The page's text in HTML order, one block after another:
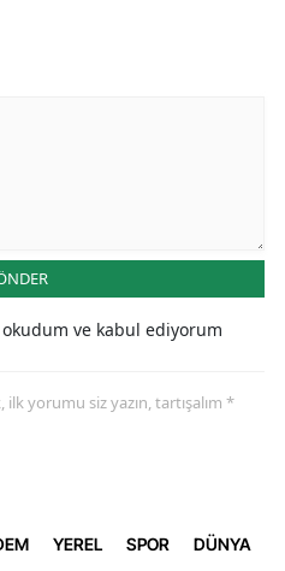
okudum ve kabul ediyorum
yorumu siz yazın, tartışalım *
YEREL SPOR DÜNYA